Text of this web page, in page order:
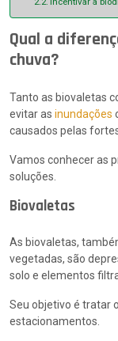
Qual a
chuva?
Tanto as biovaletas
evitar as inundações
causados pelas
Vamos conhecer as
soluções.
Biovaletas
As biovaletas,
vegetadas, são
solo e elementos
Seu objetivo é tratar
estacionamentos.